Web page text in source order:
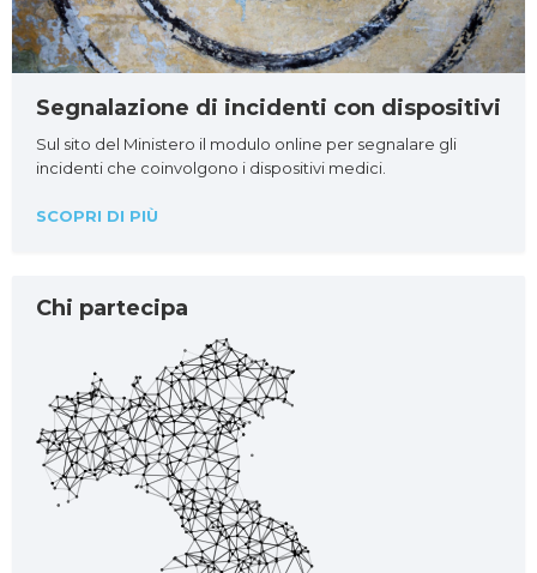
Segnalazione di incidenti con dispositivi
Sul sito del Ministero il modulo online per segnalare gli
incidenti che coinvolgono i dispositivi medici.
SCOPRI DI PIÙ
Chi partecipa